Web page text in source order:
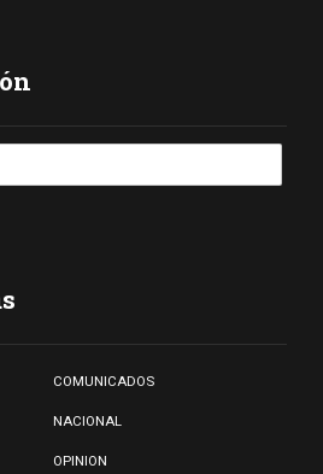
COMUNICADOS
NACIONAL
OPINION